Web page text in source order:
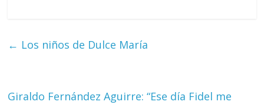
← Los niños de Dulce María
Giraldo Fernández Aguirre: “Ese día Fidel me